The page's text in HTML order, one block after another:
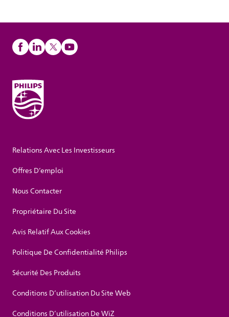
Relations Avec Les Investisseurs
Offres D’emploi
Nous Contacter
Propriétaire Du Site
Avis Relatif Aux Cookies
Politique De Confidentialité Philips
Sécurité Des Produits
Conditions D’utilisation Du Site Web
Conditions D’utilisation De WiZ